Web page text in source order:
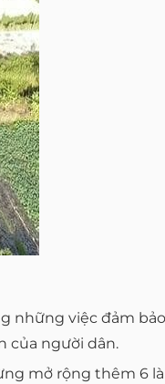
những việc đảm
của người dân.
mở rộng thêm 6